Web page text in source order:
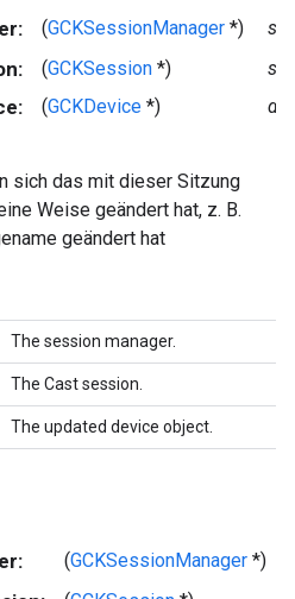
(GCKSessionManager *)
(GCKSession *)
(GCKDevice *)
sich das mit dieser Sitzung
Weise geändert hat, z. B.
geändert hat
The session manager.
The Cast session.
The updated device object.
(GCKSessionManager *)